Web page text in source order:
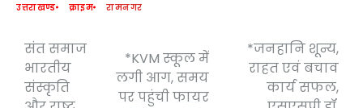
उत्तराखण्ड क्राइम रामनगर
Post
navigation
संत समाज
भारतीय
संस्कृति
*KVM स्कूल में
लगी आग, समय
पर पहुंची फायर
*जनहानि शून्य,
राहत एवं बचाव
कार्य सफल,